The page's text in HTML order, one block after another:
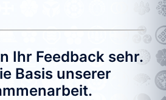
Ihr Feedback sehr.
Basis unserer